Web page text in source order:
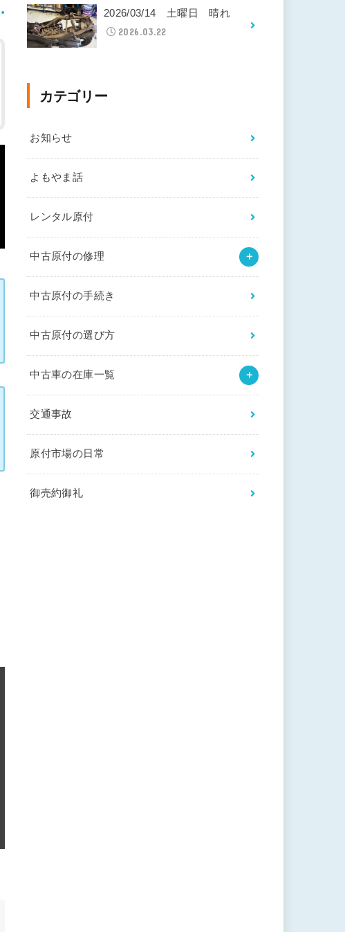
2026/03/14 土曜日 晴れ
2026.03.22
カテゴリー
お知らせ
よもやま話
レンタル原付
中古原付の修理
中古原付の手続き
中古原付の選び方
中古車の在庫一覧
交通事故
原付市場の日常
御売約御礼